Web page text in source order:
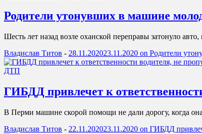
Родители утонувших в машине
Шесть лет назад возле оханской переправы затонуло
Владислав Титов - 28.11.202023.11.2020 on Родители
ДТП
ГИБДД привлечет к
В Перми машине скорой помощи не дали дорогу, когда
Владислав Титов - 22.11.202023.11.2020 on ГИБДД